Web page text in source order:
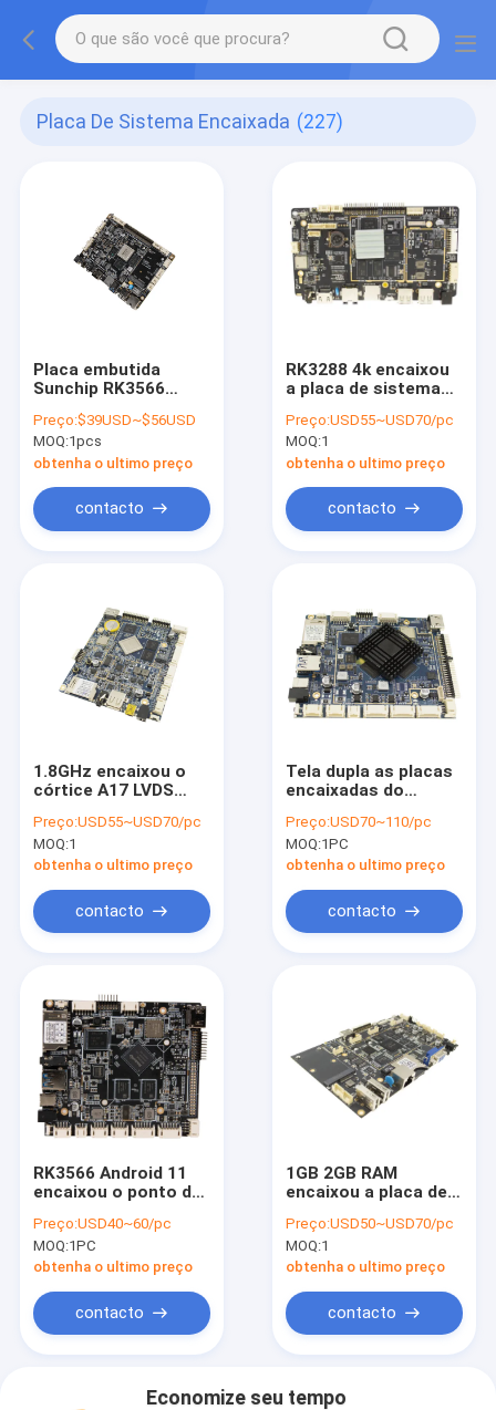
Placa De Sistema Encaixada (227)
Placa embutida
Sunchip RK3566
LVDS EDP HD
compatível com
menu de quiosque
Preço:$39USD~$56USD
MOQ:1pcs
obtenha o ultimo preço
contacto
RK3288 4k encaixou
a placa de sistema
exposição da
propaganda
Preço:USD55~USD70/pc
MOQ:1
obtenha o ultimo preço
contacto
1.8GHz encaixou o
córtice A17 LVDS
núcleo do
quadrilátero da placa
de sistema de
Preço:USD55~USD70/pc
MOQ:1
obtenha o ultimo preço
contacto
Tela dupla as placas
encaixadas do
Android do Signage
de Digitas
encaixaram placas
central
Preço:USD70~110/pc
MOQ:1PC
obtenha o ultimo preço
contacto
RK3566 Android 11
encaixou o ponto de
dos ethernet de WIFI
da placa de sistema -
84" exposição
Preço:USD40~60/pc
MOQ:1PC
obtenha o ultimo preço
contacto
1GB 2GB RAM
encaixou a placa de
línguas do múltiplo
da relação de PCIE
VGA LVDS
Preço:USD50~USD70/pc
MOQ:1
obtenha o ultimo preço
contacto
Economize seu tempo